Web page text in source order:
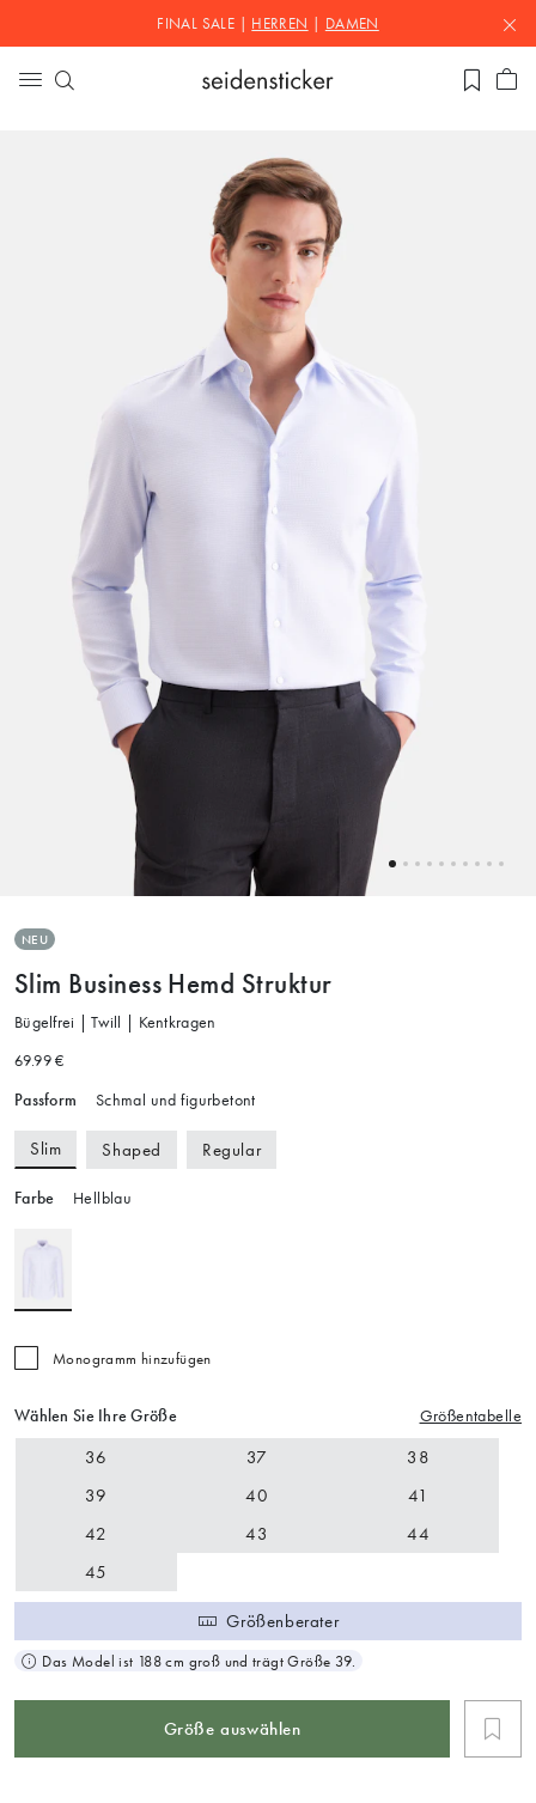
FINAL SALE | HERREN DAMEN
NEU
Slim Business Hemd Struktur
Bügelfrei | Twill | Kentkragen
69.99 €
Passform Schmal und figurbetont
Slim Shaped Regular
Farbe Hellblau
Monogramm hinzufügen
Wählen Sie Ihre Größe Größentabelle
36 37
38
39
40
41
42
43
44
45
Größenberater
Das Model ist 188 cm groß und trägt Größe 39.
Größe auswählen